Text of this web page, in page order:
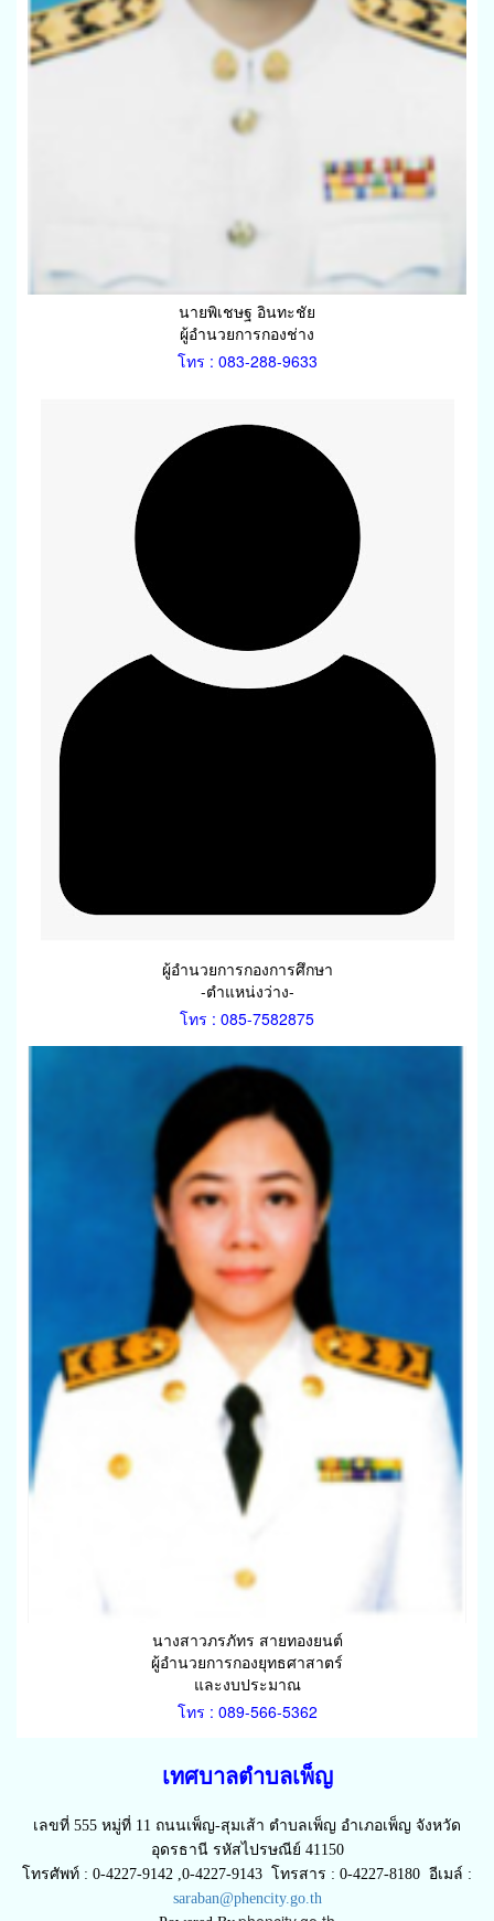
นายพิเชษฐ อินทะชัย
ผู้อำนวยการกองช่าง
โทร : 083-288-9633
ผู้อำนวยการกองการศึกษา
-ตำแหน่งว่าง-
โทร : 085-7582875
นางสาวภรภัทร สายทองยนต์
ผู้อำนวยการกองยุทธศาสาตร์
และงบประมาณ
โทร : 089-566-5362
เทศบาลตำบลเพ็ญ
เลขที่ 555 หมู่ที่ 11 ถนนเพ็ญ-สุมเส้า ตำบลเพ็ญ อำเภอเพ็ญ จังหวัด
อุดรธานี รหัสไปรษณีย์ 41150
โทรศัพท์ : 0-4227-9142 ,0-4227-9143 โทรสาร : 0-4227-8180 อีเมล์ :
saraban@phencity.go.th